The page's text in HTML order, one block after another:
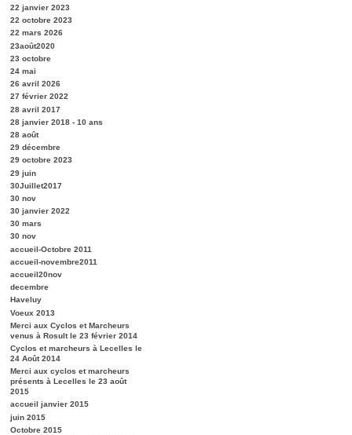
22 janvier 2023
22 octobre 2023
22 mars 2026
23août2020
23 octobre
24 mai
26 avril 2026
27 février 2022
28 avril 2017
28 janvier 2018 - 10 ans
28 août
29 décembre
29 octobre 2023
29 juin
30Juillet2017
30 nov
30 janvier 2022
30 mars
30 nov
accueil-Octobre 2011
accueil-novembre2011
accueil20nov
decembre
Haveluy
Voeux 2013
Merci aux Cyclos et Marcheurs
venus à Rosult le 23 février 2014
Cyclos et marcheurs à Lecelles le
24 Août 2014
Merci aux cyclos et marcheurs
présents à Lecelles le 23 août
2015
accueil janvier 2015
juin 2015
Octobre 2015